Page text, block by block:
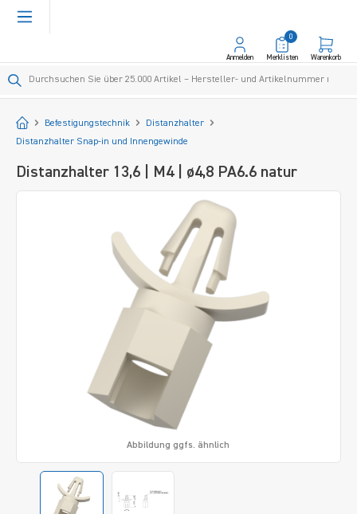
springen
Anmelden Merklisten
0
Warenkorb
Startseite
Befestigungstechnik
Distanzhalter
Distanzhalter Snap-in und Innengewinde
Distanzhalter 13,6 | M4 | ø4,8 PA6.6 natur
Abbildung ggfs. ähnlich